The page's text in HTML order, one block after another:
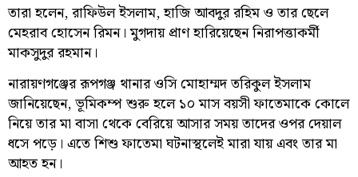
তারা হলেন, রাফিউল ইসলাম, হাজি আবদুর রহিম ও তার ছেলে
মেহরাব হোসেন রিমন। মুগদায় প্রাণ হারিয়েছেন নিরাপত্তাকর্মী
মাকসুদুর রহমান।
নারায়ণগঞ্জের রূপগঞ্জ থানার ওসি মোহাম্মদ তরিকুল ইসলাম
জানিয়েছেন, ভূমিকম্প শুরু হলে ১০ মাস বয়সী ফাতেমাকে কোলে
নিয়ে তার মা বাসা থেকে বেরিয়ে আসার সময় তাদের ওপর দেয়াল
ধসে পড়ে। এতে শিশু ফাতেমা ঘটনাস্থলেই মারা যায় এবং তার মা
আহত হন।